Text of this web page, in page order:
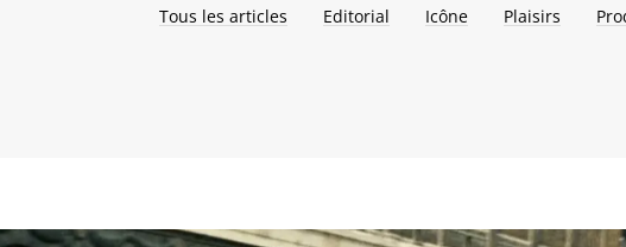
Tous les articles Editorial Icône Plaisirs